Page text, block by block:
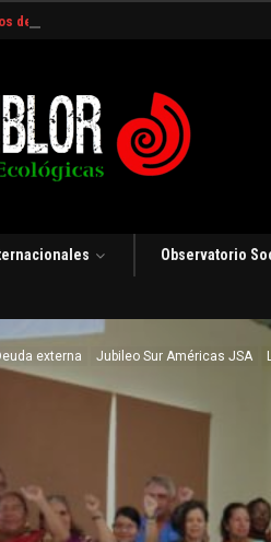
de incertidumbre y organización
Observatorio
externa Jubileo Sur Américas JSA